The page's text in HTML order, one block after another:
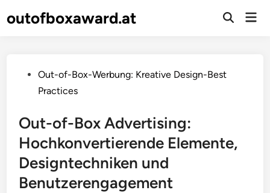
tooutofboxaward.at
Open
PostedOut-of-Box-Werbung: Kreative Design-Best
Practices
Out-of-Box Advertising:
Hochkonvertierende Elemente,
Designtechniken und
Benutzerengagement